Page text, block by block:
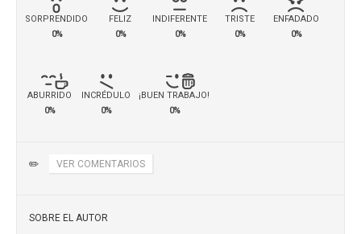
SORPRENDIDO
0%
FELIZ
0%
INDIFERENTE
0%
TRISTE
0%
ENFADADO
0%
ABURRIDO
0%
INCRÉDULO
0%
¡BUEN TRABAJO!
0%
✏️ VER COMENTARIOS
SOBRE EL AUTOR